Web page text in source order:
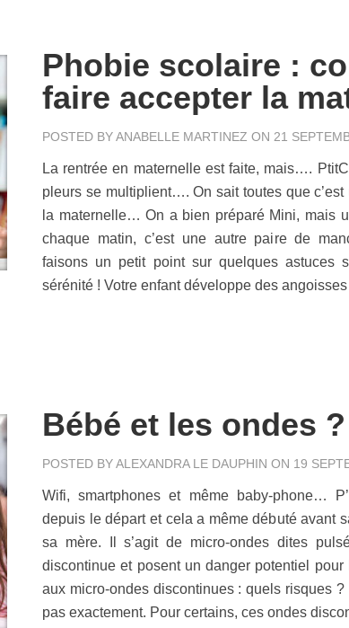
Phobie scolaire :
faire accepter la
POSTED BYANABELLE MARTINEZ ON 21
La rentrée en maternelle est faite, mais….
pleurs se multiplient…. On sait toutes que c’est
la maternelle… On a bien préparé Mini, mais
chaque matin, c’est une autre paire de
faisons un petit point sur quelques astuces
sérénité ! Votre enfant développe des angoisses
Bébé et les ondes
POSTED BYALEXANDRA LE DAUPHIN ON 19
Wifi, smartphones et même baby-phone…
depuis le départ et cela a même débuté avant
sa mère. Il s’agit de micro-ondes dites
discontinue et posent un danger potentiel pour
aux micro-ondes discontinues : quels risques
pas exactement. Pour certains, ces ondes